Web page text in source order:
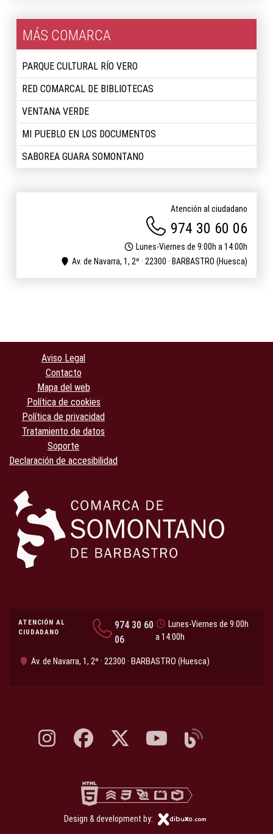
MÁS COMARCA
PARQUE CULTURAL RÍO VERO
RED COMARCAL DE BIBLIOTECAS
VENTANA VERDE
MI PUEBLO EN LOS DOCUMENTOS
SABOREA GUARA SOMONTANO
Atención al ciudadano
974 30 60 06
Lunes-Viernes de 9:00h a 14:00h
Av. de Navarra, 1, 2º · 22300 · BARBASTRO (Huesca)
Aviso Legal
Contacto
Mapa del web
Política de cookies
Política de privacidad
Tratamiento de datos
Soporte
Declaración de accesibilidad
ATENCIÓN AL
CIUDADANO
974 30 60
06
Lunes-Viernes de 9:00h
a 14:00h
Av. de Navarra, 1, 2º · 22300 · BARBASTRO (Huesca)
Instagram, abre en nueva pestaña
Facebook, abre en nueva pestaña
X, antes Twitter, abre en nueva pestaña
YouTube, abre en nueva
Blog, abre en nueva
Design & development by: